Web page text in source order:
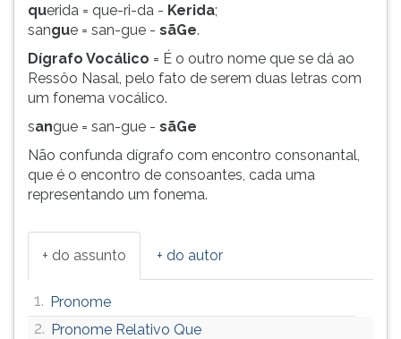
querida = que-ri-da - Kerida;
sangue = san-gue - sãGe.
Dígrafo Vocálico = É o outro nome que se dá ao
Ressôo Nasal, pelo fato de serem duas letras com
um fonema vocálico.
sangue = san-gue - sãGe
Não confunda dígrafo com encontro consonantal,
que é o encontro de consoantes, cada uma
representando um fonema.
+ do assunto + do autor
1. Pronome
2. Pronome Relativo Que